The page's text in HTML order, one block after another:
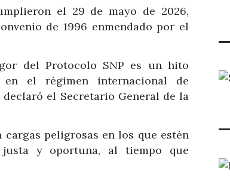
el 29 de mayo de 2026,
de 1996 enmendado por el
del Protocolo SNP es un hito
en el régimen internacional de
el Secretario General de la
peligrosas en los que estén
justa y oportuna, al tiempo que